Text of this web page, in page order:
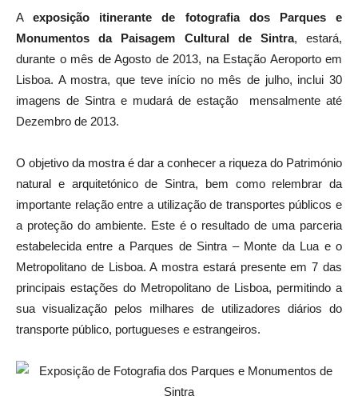
Aexposição itinerante de fotografia dos Parques e
Monumentos da Paisagem Cultural de Sintra, estará,
durante o mês de Agosto de 2013, na Estação Aeroporto em
Lisboa. A mostra, que teve início no mês de julho, inclui 30
imagens de Sintra e mudará de estação mensalmente até
Dezembro de 2013.
O objetivo da mostra é dar a conhecer a riqueza do Património
natural e arquitetónico de Sintra, bem como relembrar da
importante relação entre a utilização de transportes públicos e
a proteção do ambiente. Este é o resultado de uma parceria
estabelecida entre a Parques de Sintra – Monte da Lua e o
Metropolitano de Lisboa. A mostra estará presente em 7 das
principais estações do Metropolitano de Lisboa, permitindo a
sua visualização pelos milhares de utilizadores diários do
transporte público, portugueses e estrangeiros.